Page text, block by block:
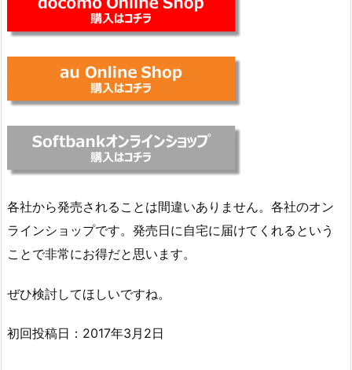
各社から発売されることは間違いありません。各社のオン
ラインショップです。発売日に自宅に届けてくれるという
ことで非常にお得だと思います。
ぜひ検討してほしいですね。
初回投稿日：2017年3月2日